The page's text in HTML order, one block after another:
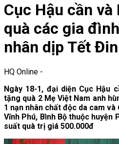
Cục Hậu cần và
quà các gia
nhân dịp Tết
HQ Online -
Ngày 18-1, đại diện Cục Hậu
tặng quà 2 Mẹ Việt Nam anh
1 nạn nhân chất độc da cam
Vĩnh Phú, Bình Bộ thuộc huyện
suất quà trị giá 500.000đ